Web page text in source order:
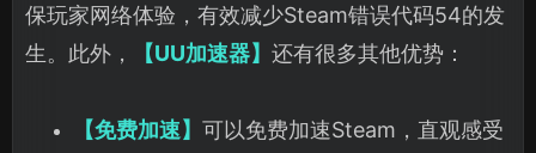
保玩家网络体验，有效减少Steam错误代码54的发
生。此外，
【UU加速器】 还有很多其他优势：
【免费加速】 可以免费加速Steam，直观感受